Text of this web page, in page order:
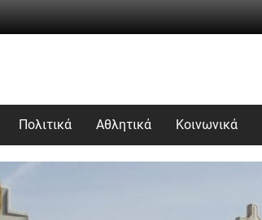
Πολιτικά Αθλητικά Κοινωνικά